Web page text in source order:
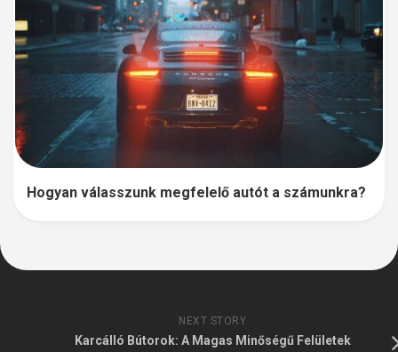
Hogyan válasszunk megfelelő autót a számunkra?
NEXT STORY
Karcálló Bútorok: A Magas Minőségű Felületek